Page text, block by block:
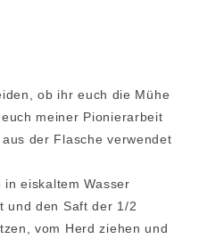
ob ihr euch die Mühe
meiner Pionierarbeit
der Flasche verwendet
eiskaltem Wasser
und den Saft der 1/2
vom Herd ziehen und